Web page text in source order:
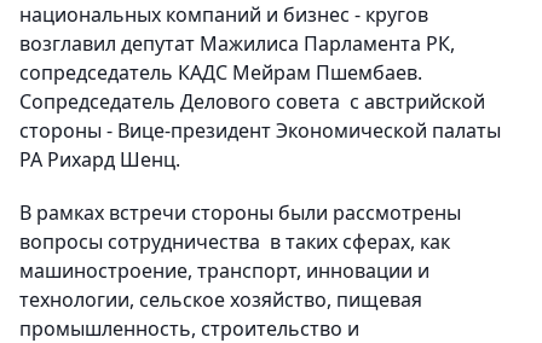
национальных компаний и бизнес - кругов
возглавил депутат Мажилиса Парламента РК,
сопредседатель КАДС Мейрам Пшембаев.
Сопредседатель Делового совета с австрийской
стороны - Вице-президент Экономической палаты
РА Рихард Шенц.
В рамках встречи стороны были рассмотрены
вопросы сотрудничества в таких сферах, как
машиностроение, транспорт, инновации и
технологии, сельское хозяйство, пищевая
промышленность, строительство и